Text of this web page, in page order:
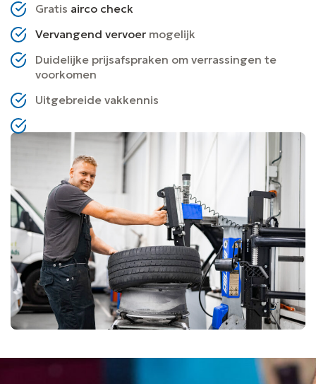
Gratis airco check
Vervangend vervoer mogelijk
Duidelijke prijsafspraken om verrassingen te
voorkomen
Uitgebreide vakkennis